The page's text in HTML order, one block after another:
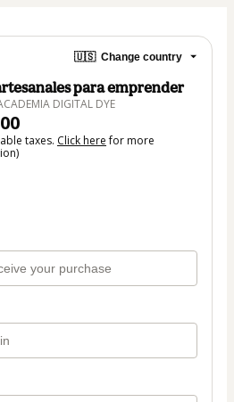
🇺🇸 Change country
para emprender
DIGITAL DYE
taxes. Click herefor more